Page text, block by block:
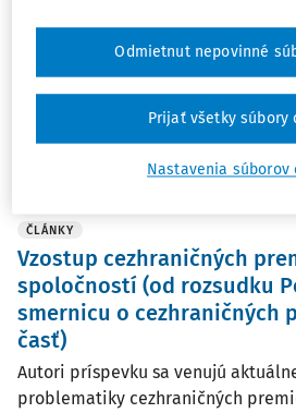
Európskej únie, nebolo vyše 30
Zákonodarca na úrovni Európskej
smernicu o premenách, ktorá
Mgr. Ľubica Kubíková
/ 47 minút čítania
ČLÁNKY
Vzostup cezhraničných
spoločností (od rozsudku
smernicu o cezhraničných
časť)
Autori príspevku sa venujú
problematiky cezhraničných
Nastavenia súborov
Odmietnut nepovinné
Prijať všetky súbory